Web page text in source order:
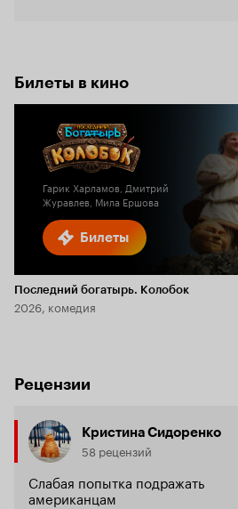
Билеты в кино
Билеты
Гарик Харламов, Дмитрий
Журавлев, Мила Ершова
Последний богатырь. Колобок
2026, комедия
Рецензии
Кристина Сидоренко
58 рецензий
Слабая попытка подражать
американцам